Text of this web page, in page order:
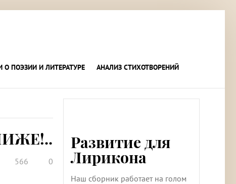
О ПОЭЗИИ И ЛИТЕРАТУРЕ АНАЛИЗ СТИХОТВОРЕНИЙ
566 0
Развитие для
Лирикона
Наш сборник работает на голом